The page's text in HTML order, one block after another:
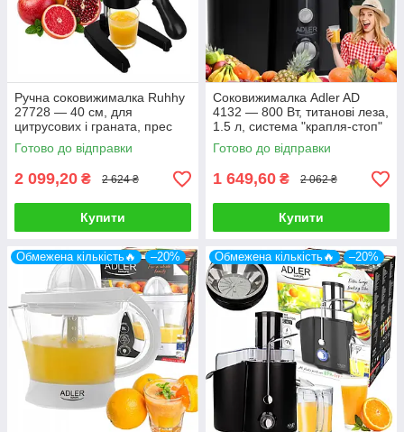
Ручна соковижималка Ruhhy
27728 — 40 см, для
цитрусових і граната, прес
Готово до відправки
2 099,20 ₴ 2 624 ₴
Купити
Соковижималка Adler AD
4132 — 800 Вт, титанові леза,
1.5 л, система "крапля-стоп"
Готово до відправки
1 649,60 ₴ 2 062 ₴
Купити
Обмежена кількість🔥 –20% Обмежена кількість🔥 –20%